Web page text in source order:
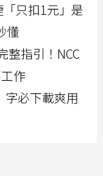
只扣1元」是
懂
整指引！NCC
作
字必下載爽用